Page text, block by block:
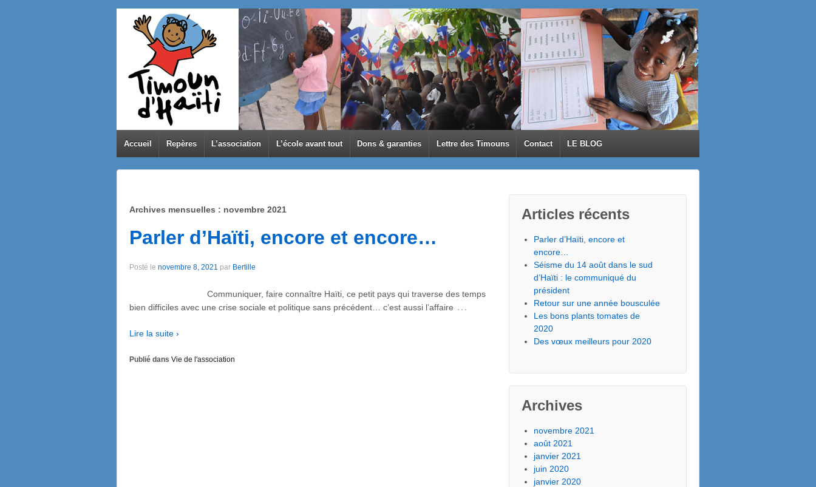
Accueil Repères L’association L’école avant tout Dons & garanties Lettre des Timouns Contact LE BLOG
Archives mensuelles : novembre 2021
Parler d’Haïti, encore et encore…
Posté le novembre 8, 2021 par Bertille
Communiquer, faire connaître Haïti, ce petit pays qui traverse des temps
bien difficiles avec une crise sociale et politique sans précédent… c’est aussi l’affaire …
Lire la suite ›
Publié dans Vie de l'association
Articles récents
Parler d’Haïti, encore et
encore…
Séisme du 14 août dans le sud
d’Haïti : le communiqué du
président
Retour sur une année bousculée
Les bons plants tomates de
2020
Des vœux meilleurs pour 2020
Archives
novembre 2021
août 2021
janvier 2021
juin 2020
janvier 2020